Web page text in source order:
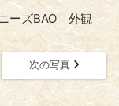
ーズBAO 外観
次の写真